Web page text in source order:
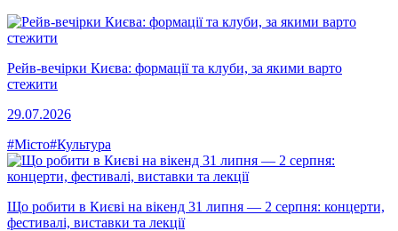
Рейв-вечірки Києва: формації та клуби, за якими варто
стежити
29.07.2026
#Місто#Культура
Що робити в Києві на вікенд 31 липня — 2 серпня: концерти,
фестивалі, виставки та лекції